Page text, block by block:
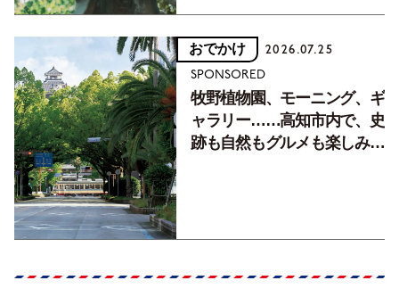
おでかけ 2026.07.25
SPONSORED
牧野植物園、モーニング、ギ
ャラリー……高知市内で、史
跡も自然もグルメも楽しみ尽